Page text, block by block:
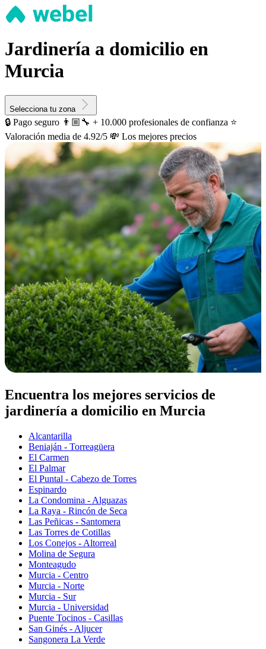
Jardinería a domicilio en
Murcia
Selecciona tu zona
🔒 Pago seguro 👨🏼‍🔧 + 10.000 profesionales de confianza ⭐️
Valoración media de 4.92/5 💸 Los mejores precios
Encuentra los mejores servicios de
jardinería a domicilio en Murcia
Alcantarilla
Beniaján - Torreagüera
El Carmen
El Palmar
El Puntal - Cabezo de Torres
Espinardo
La Condomina - Alguazas
La Raya - Rincón de Seca
Las Peñicas - Santomera
Las Torres de Cotillas
Los Conejos - Altorreal
Molina de Segura
Monteagudo
Murcia - Centro
Murcia - Norte
Murcia - Sur
Murcia - Universidad
Puente Tocinos - Casillas
San Ginés - Aljucer
Sangonera La Verde